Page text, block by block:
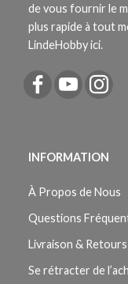
de vous fournir le
plus rapide à tout
LindeHobby ici.
INFORMATION
À Propos de Nous
Questions
Livraison & Retours
Se rétracter de